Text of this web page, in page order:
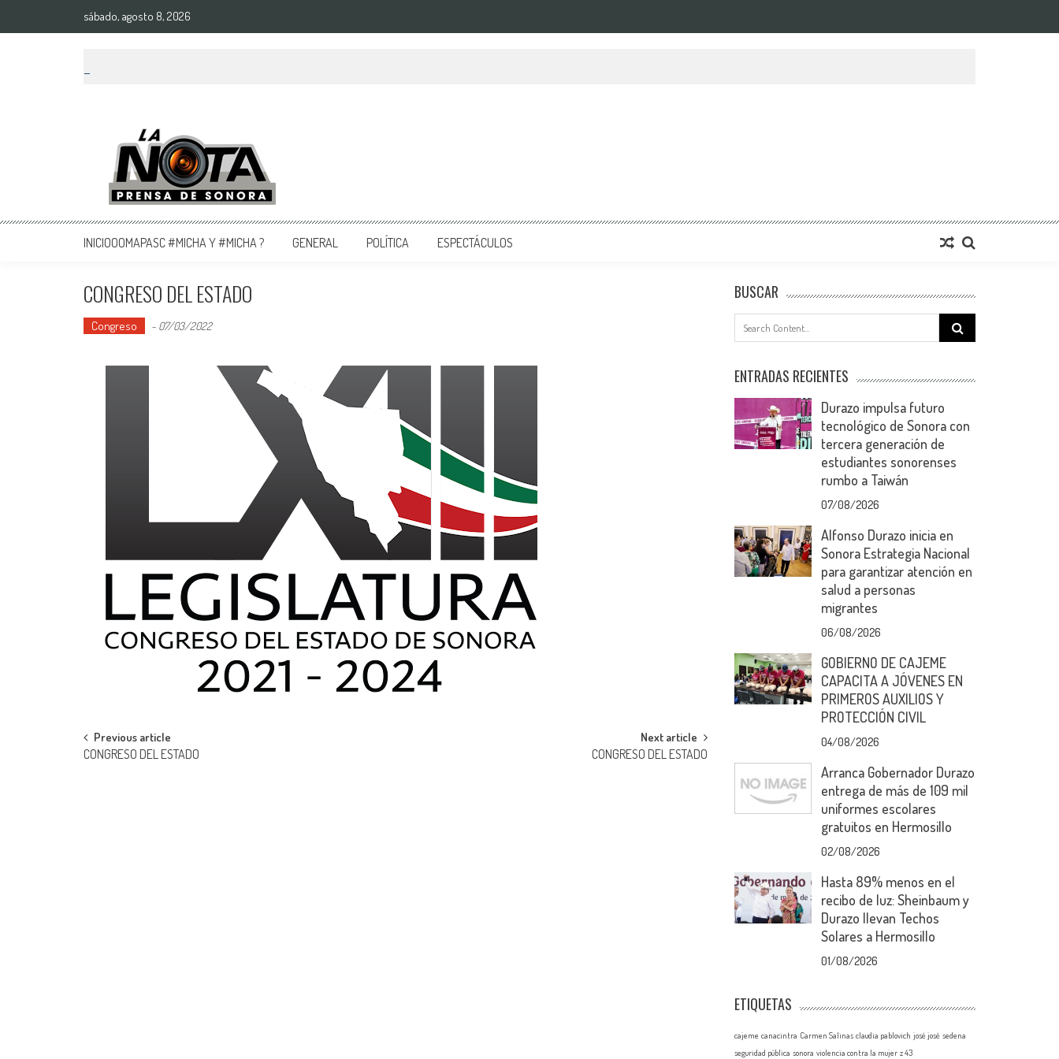
sábado, agosto 8, 2026
La Nota Prensa De Sonora
Noticias del día
INICIOOOMAPASC #MICHA Y #MICHA ? GENERAL POLÍTICA ESPECTÁCULOS
CONGRESO DEL ESTADO
Congreso - 07/03/2022
Post
Previous article
CONGRESO DEL ESTADO
Next article
CONGRESO DEL ESTADO
BUSCAR
Search
for:
ENTRADAS RECIENTES
Durazo impulsa futuro
tecnológico de Sonora con
tercera generación de
estudiantes sonorenses
rumbo a Taiwán
07/08/2026
Alfonso Durazo inicia en
Sonora Estrategia Nacional
para garantizar atención en
salud a personas
migrantes
06/08/2026
GOBIERNO DE CAJEME
CAPACITA A JÓVENES EN
PRIMEROS AUXILIOS Y
PROTECCIÓN CIVIL
04/08/2026
Arranca Gobernador Durazo
entrega de más de 109 mil
uniformes escolares
gratuitos en Hermosillo
02/08/2026
Hasta 89% menos en el
recibo de luz: Sheinbaum y
Durazo llevan Techos
Solares a Hermosillo
01/08/2026
ETIQUETAS
cajeme canacintra Carmen Salinas claudia pablovich josé josé sedena
seguridad pública sonora violencia contra la mujer z 43